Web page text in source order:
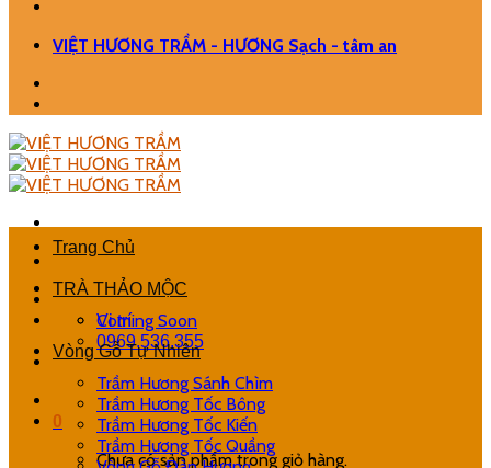
VIỆT HƯƠNG TRẦM - HƯƠNG Sạch - tâm an
Vị trí
0969.536.355
0
Chưa có sản phẩm trong giỏ hàng.
Trang Chủ
TRÀ THẢO MỘC
Coming Soon
Vòng Gỗ Tự Nhiên
Trầm Hương Sánh Chìm
Trầm Hương Tốc Bông
Trầm Hương Tốc Kiến
Trầm Hương Tốc Quầng